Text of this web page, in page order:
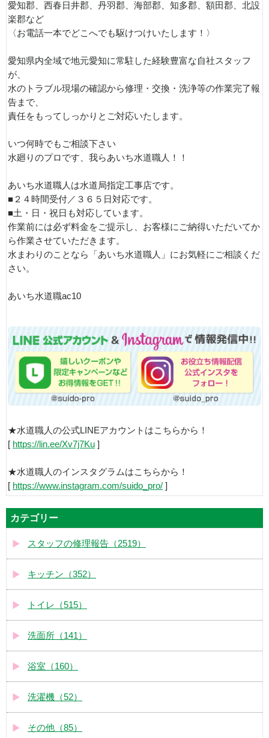
愛知郡、西春日井郡、丹羽郡、海部郡、知多郡、額田郡、北設
楽郡など
〈お電話一本でどこへでも駆けつけいたします！〉
愛知県内全域で地元愛知に常駐した経験豊富な自社スタッフ
が、
水のトラブル現場の確認から修理・交換・洗浄等の作業完了報
告まで、
責任をもってしっかりとご対応いたします。
いつ何時でもご相談下さい
水廻りのプロです、我らあいち水道職人！！
あいち水道職人は水道局指定工事店です。
■２４時間受付／３６５日対応です。
■土・日・祝日も対応しています。
作業前には必ず料金をご提示し、お客様にご納得いただいてか
ら作業させていただきます。
水まわりのことなら「あいち水道職人」にお気軽にご相談くだ
さい。
あいち水道職ac10
★水道職人の公式LINEアカウントはこちらから！
[ https://lin.ee/Xv7j7Ku ]
★水道職人のインスタグラムはこちらから！
[ https://www.instagram.com/suido_pro/ ]
カテゴリー
スタッフの修理報告（2519）
キッチン（352）
トイレ（515）
洗面所（141）
浴室（160）
洗濯機（52）
その他（85）